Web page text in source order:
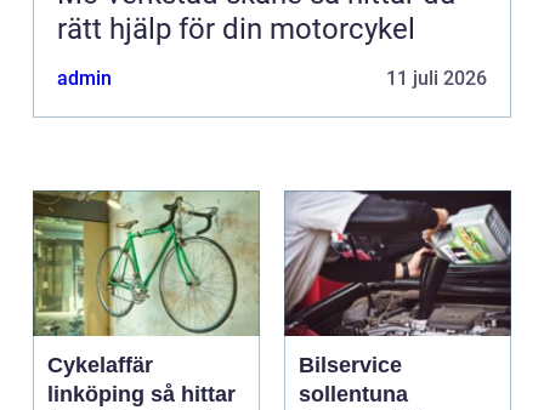
rätt hjälp för din motorcykel
admin 11 juli 2026
Cykelaffär
linköping så hittar
Bilservice
sollentuna